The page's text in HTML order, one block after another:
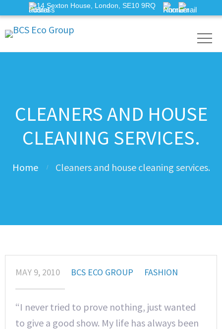
14 Sexton House, London, SE10 9RQ
СLEANERS AND HOUSE
CLEANING SERVICES.
Home Сleaners and house cleaning services.
MAY 9, 2010 BCS ECO GROUP FASHION
“I never tried to prove nothing, just wanted
to give a good show. My life has always been